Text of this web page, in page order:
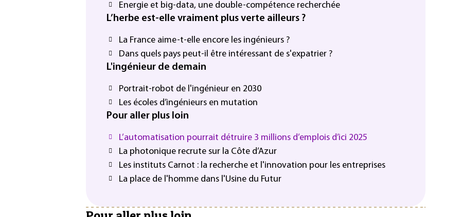
Energie et big-data, une double-compétence recherchée
L’herbe est-elle vraiment plus verte ailleurs ?
La France aime-t-elle encore les ingénieurs ?
Dans quels pays peut-il être intéressant de s'expatrier ?
L'ingénieur de demain
Portrait-robot de l'ingénieur en 2030
Les écoles d’ingénieurs en mutation
Pour aller plus loin
L’automatisation pourrait détruire 3 millions d’emplois d’ici 2025
La photonique recrute sur la Côte d’Azur
Les instituts Carnot : la recherche et l'innovation pour les entreprises
La place de l'homme dans l'Usine du Futur